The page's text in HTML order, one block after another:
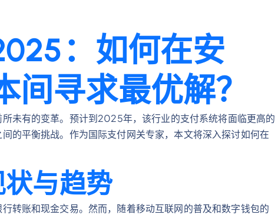
：如何在安
寻求最优解？
未有的变革。预计到2025年，该行业的支付系统将面临更高的
的平衡挑战。作为国际支付网关专家，本文将深入探讨如何在
与趋势
转账和现金交易。然而，随着移动互联网的普及和数字钱包的